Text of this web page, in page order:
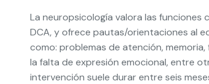
La neuropsicología valora las funciones
DCA, y ofrece pautas/orientaciones al
como: problemas de atención,
la falta de expresión emocional, entre
intervención suele durar entre seis